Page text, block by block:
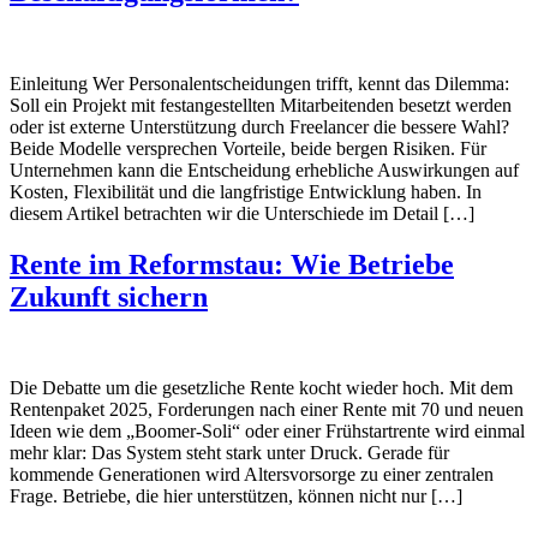
Einleitung Wer Personalentscheidungen trifft, kennt das Dilemma:
Soll ein Projekt mit festangestellten Mitarbeitenden besetzt werden
oder ist externe Unterstützung durch Freelancer die bessere Wahl?
Beide Modelle versprechen Vorteile, beide bergen Risiken. Für
Unternehmen kann die Entscheidung erhebliche Auswirkungen auf
Kosten, Flexibilität und die langfristige Entwicklung haben. In
diesem Artikel betrachten wir die Unterschiede im Detail […]
Rente im Reformstau: Wie Betriebe
Zukunft sichern
Die Debatte um die gesetzliche Rente kocht wieder hoch. Mit dem
Rentenpaket 2025, Forderungen nach einer Rente mit 70 und neuen
Ideen wie dem „Boomer-Soli“ oder einer Frühstartrente wird einmal
mehr klar: Das System steht stark unter Druck. Gerade für
kommende Generationen wird Altersvorsorge zu einer zentralen
Frage. Betriebe, die hier unterstützen, können nicht nur […]